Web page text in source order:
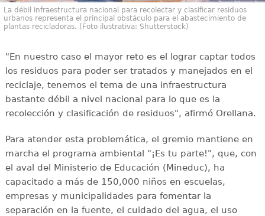
La débil infraestructura nacional para recolectar y clasificar residuos
urbanos representa el principal obstáculo para el abastecimiento de
plantas recicladoras. (Foto ilustrativa: Shutterstock)
"En nuestro caso el mayor reto es el lograr captar todos
los residuos para poder ser tratados y manejados en el
reciclaje, tenemos el tema de una infraestructura
bastante débil a nivel nacional para lo que es la
recolección y clasificación de residuos", afirmó Orellana.
Para atender esta problemática, el gremio mantiene en
marcha el programa ambiental "¡Es tu parte!", que, con
el aval del Ministerio de Educación (Mineduc), ha
capacitado a más de 150,000 niños en escuelas,
empresas y municipalidades para fomentar la
separación en la fuente, el cuidado del agua, el uso